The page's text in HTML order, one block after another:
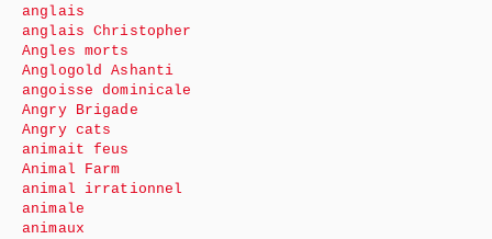
anglais
anglais Christopher
Angles morts
Anglogold Ashanti
angoisse dominicale
Angry Brigade
Angry cats
animait feus
Animal Farm
animal irrationnel
animale
animaux